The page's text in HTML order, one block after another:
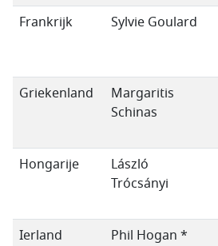
Frankrijk
Sylvie Goulard
Griekenland
Margaritis
Schinas
Hongarije
László
Trócsányi
Ierland Phil Hogan *